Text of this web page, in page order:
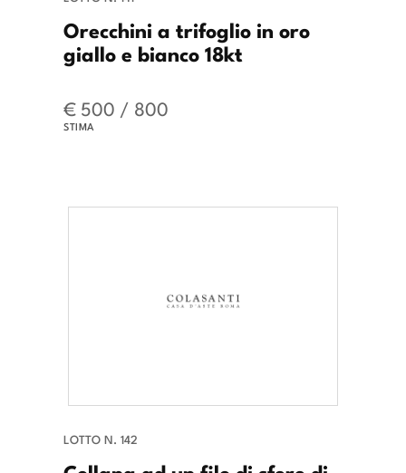
Orecchini a trifoglio in oro
giallo e bianco 18kt
€ 500 / 800
STIMA
LOTTO N. 142